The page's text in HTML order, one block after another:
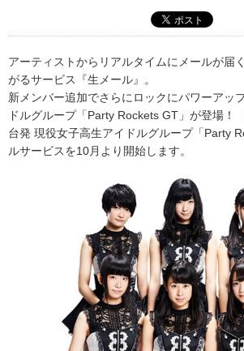
アーティストからリアルタイムにメールが届
がるサービス『生メール』。
新メンバー追加でさらにロックにパワーアッ
ドルグループ「Party Rockets GT」が登場！
台発 現役女子高生アイドルグループ「Party
ルサービスを10月より開始します。